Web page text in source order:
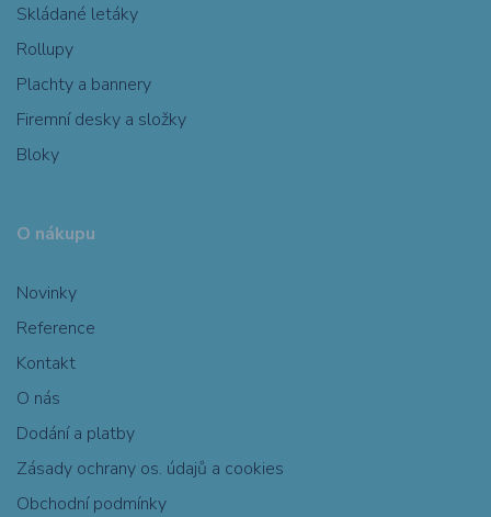
Skládané letáky
Rollupy
Plachty a bannery
Firemní desky a složky
Bloky
O nákupu
Novinky
Reference
Kontakt
O nás
Dodání a platby
Zásady ochrany os. údajů a cookies
Obchodní podmínky